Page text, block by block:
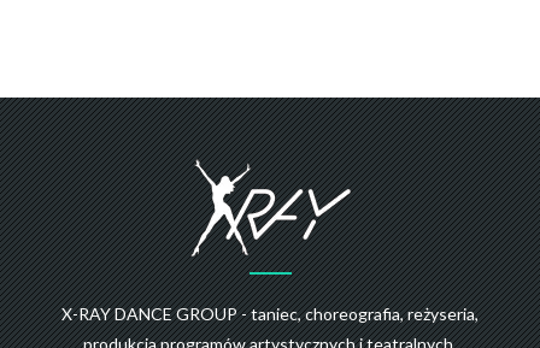
X-RAY DANCE GROUP - taniec, choreografia, reżyseria,
produkcja programów artystycznych i teatralnych.